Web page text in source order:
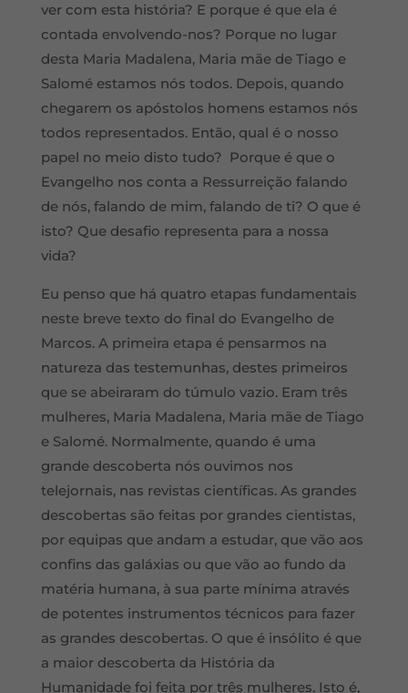
ver com esta história? E porque é que ela é
contada envolvendo-nos? Porque no lugar
desta Maria Madalena, Maria mãe de Tiago e
Salomé estamos nós todos. Depois, quando
chegarem os apóstolos homens estamos nós
todos representados. Então, qual é o nosso
papel no meio disto tudo? Porque é que o
Evangelho nos conta a Ressurreição falando
de nós, falando de mim, falando de ti? O que é
isto? Que desafio representa para a nossa
vida?
Eu penso que há quatro etapas fundamentais
neste breve texto do final do Evangelho de
Marcos. A primeira etapa é pensarmos na
natureza das testemunhas, destes primeiros
que se abeiraram do túmulo vazio. Eram três
mulheres, Maria Madalena, Maria mãe de Tiago
e Salomé. Normalmente, quando é uma
grande descoberta nós ouvimos nos
telejornais, nas revistas científicas. As grandes
descobertas são feitas por grandes cientistas,
por equipas que andam a estudar, que vão aos
confins das galáxias ou que vão ao fundo da
matéria humana, à sua parte mínima através
de potentes instrumentos técnicos para fazer
as grandes descobertas. O que é insólito é que
a maior descoberta da História da
Humanidade foi feita por três mulheres. Isto é,